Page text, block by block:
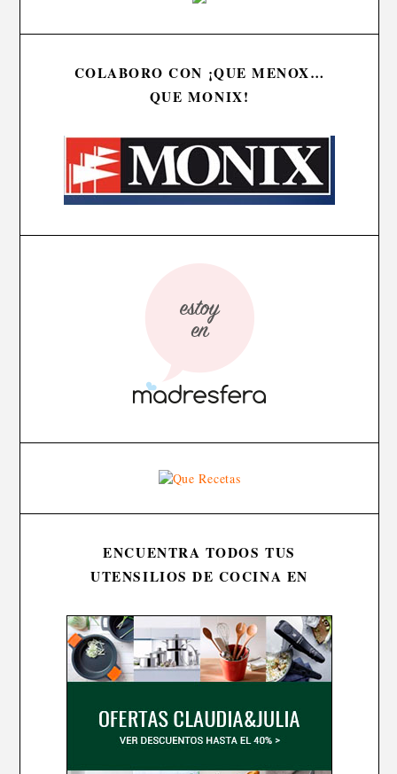
COLABORO CON ¡QUE MENOX…
QUE MONIX!
ENCUENTRA TODOS TUS
UTENSILIOS DE COCINA EN